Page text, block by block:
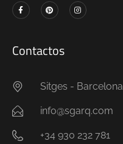
Contactos
Sitges - Barcelona
info@sgarq.com
+34 930 232 781